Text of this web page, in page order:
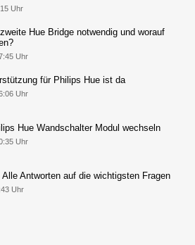
Uhr
Hue Bridge notwendig und worauf
Uhr
für Philips Hue ist da
Uhr
Hue Wandschalter Modul wechseln
Uhr
Alle Antworten auf die wichtigsten Fragen
Uhr